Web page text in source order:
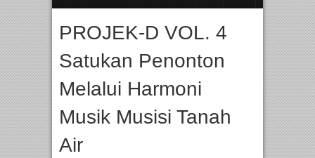
Perpaduan Warisan Dan Semangat Lokal, BIRKENSTOCK INDONESIA
Jakarta dengan Ribuan Mainan dan Produk Bayi dari Seluruh Dunia,
PROJEK-D VOL. 4
Satukan Penonton
Melalui Harmoni
Musik Musisi Tanah
Air